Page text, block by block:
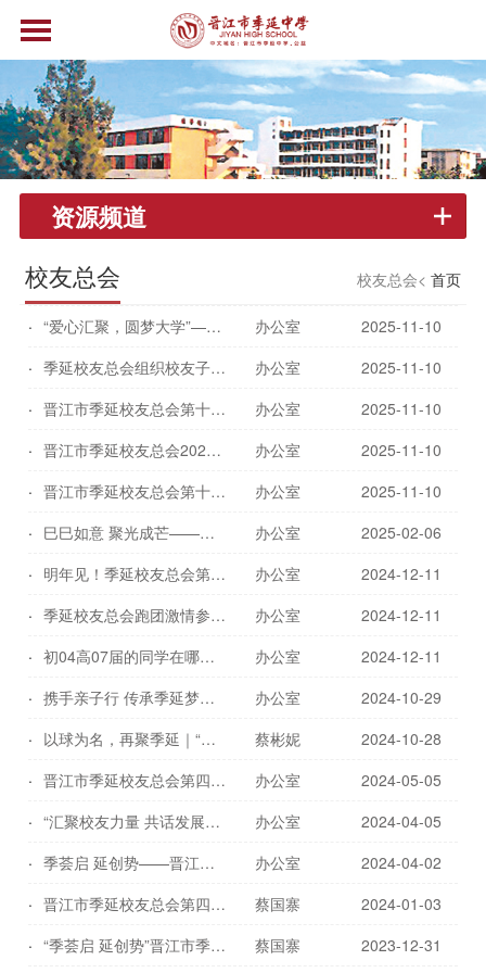
资源频道
校友总会 校友总会<首页
“爱心汇聚，圆梦大学”——晋江市季延校友总会2025捐资助学活动 办公室
2025-11-10
季延校友总会组织校友子女参观母校
办公室
2025-11-10
晋江市季延校友总会第十届校友篮球联赛圆满落幕！
办公室
2025-11-10
晋江市季延校友总会2025年羽毛球团体赛圆满落幕！
办公室
2025-11-10
晋江市季延校友总会第十届校友篮球联赛10月18日在季延中学本部隆重开幕！
办公室
2025-11-10
巳巳如意 聚光成芒——晋江市季延校友总会2025年新春座谈会
办公室
2025-02-06
明年见！季延校友总会第九届校友篮球联赛圆满落幕！
办公室
2024-12-11
季延校友总会跑团激情参与2024特步晋江马拉松赛
办公室
2024-12-11
初04高07届的同学在哪里？母校喊你回“家”！
办公室
2024-12-11
携手亲子行 传承季延梦——季延校友总会举办校友家庭返校活动
办公室
2024-10-29
以球为名，再聚季延｜“保利行·季延人杯”晋江市季延校友总会第九届校友篮球赛火热开打
蔡彬妮
2024-10-28
晋江市季延校友总会第四届理监事会第一次常务理事会圆满召开！
办公室
2024-05-05
“汇聚校友力量 共话发展蓝图”——晋江市季延校友总会厦门行走访活动
办公室
2024-04-05
季荟启 延创势——晋江市季延校友总会第四届理监事会就职典礼圆满召开
办公室
2024-04-02
晋江市季延校友总会第四届理监事会筹备工作会在季延中学顺利召开
蔡国寨
2024-01-03
“季荟启 延创势”晋江市季延校友总会常务理事会暨第四届筹委会成立大会隆重召开
蔡国寨 2023-12-31